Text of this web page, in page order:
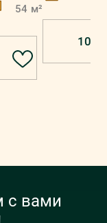
54 м²
104
с вами